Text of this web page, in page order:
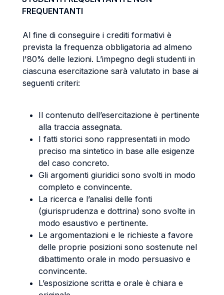
FREQUENTANTI
Al fine di conseguire i crediti formativi è
prevista la frequenza obbligatoria ad almeno
l'80% delle lezioni. L’impegno degli studenti in
ciascuna esercitazione sarà valutato in base ai
seguenti criteri:
Il contenuto dell’esercitazione è pertinente
alla traccia assegnata.
I fatti storici sono rappresentati in modo
preciso ma sintetico in base alle esigenze
del caso concreto.
Gli argomenti giuridici sono svolti in modo
completo e convincente.
La ricerca e l’analisi delle fonti
(giurisprudenza e dottrina) sono svolte in
modo esaustivo e pertinente.
Le argomentazioni e le richieste a favore
delle proprie posizioni sono sostenute nel
dibattimento orale in modo persuasivo e
convincente.
L’esposizione scritta e orale è chiara e